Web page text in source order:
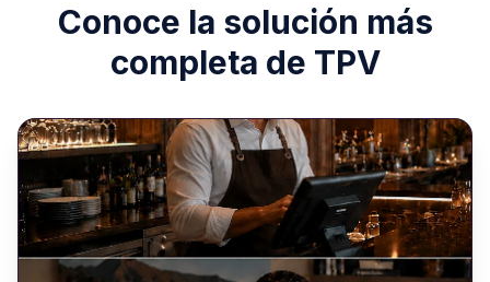
Conoce la solución más
completa de TPV